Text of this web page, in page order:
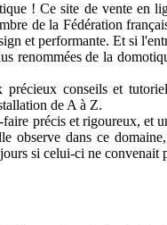
! Ce site de vente en
de la Fédération
et performante. Et si
renommées de la
conseils et
de A à Z.
précis et rigoureux, et
observe dans ce
si celui-ci ne